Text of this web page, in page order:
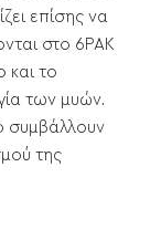
επίσης να
στο 6PAK
και το
των μυών.
συμβάλλουν
της